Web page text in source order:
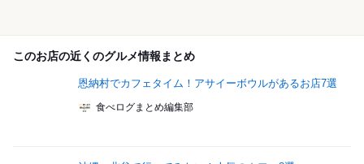
このお店の近くのグルメ情報まとめ
恩納村でカフェタイム！アサイーボウルがあるお店7選
食べログまとめ編集部